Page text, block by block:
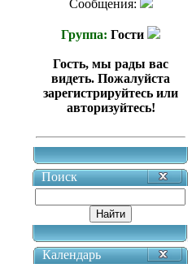
Сообщения:
Группа: Гости
Гость, мы рады вас
видеть. Пожалуйста
зарегистрируйтесь или
авторизуйтесь!
Поиск
Календарь